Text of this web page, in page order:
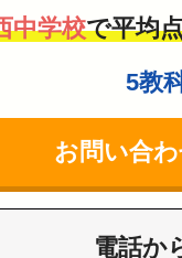
中学校で平均
5教
お問い合
電話か